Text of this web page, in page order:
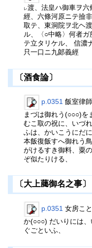
レ渡、法皇ハ御車ヲ六
經、六條河原ニテ撿
取テ、東洞院ヲ北ヘ
ル、〈○中略〉何者
テ立タリケル、 信濃
只一口ニ九郞義經
〔酒食論〕
p.0351 飯室律
まづは御れう(○○○)を
むこ取の祝に、いづ
ふは、かいこうにだ
本飯復飯すへ御れう
がけるすき御料、粟
ぞ似たりける、
〔大上﨟御名之事〕
p.0351 女房こ
か(○○○) だいりには
ぐごといふ、